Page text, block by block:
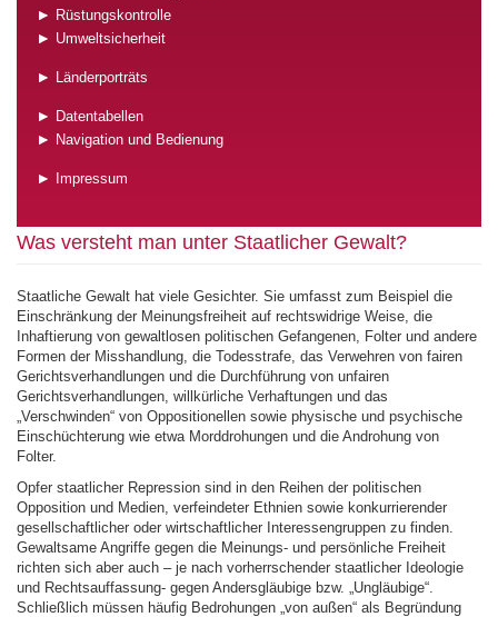
Rüstungskontrolle
Umweltsicherheit
Länderporträts
Datentabellen
Navigation und Bedienung
Impressum
Was versteht man unter Staatlicher Gewalt?
Staatliche Gewalt hat viele Gesichter. Sie umfasst zum Beispiel die
Einschränkung der Meinungsfreiheit auf rechtswidrige Weise, die
Inhaftierung von gewaltlosen politischen Gefangenen, Folter und andere
Formen der Misshandlung, die Todesstrafe, das Verwehren von fairen
Gerichtsverhandlungen und die Durchführung von unfairen
Gerichtsverhandlungen, willkürliche Verhaftungen und das
„Verschwinden“ von Oppositionellen sowie physische und psychische
Einschüchterung wie etwa Morddrohungen und die Androhung von
Folter.
Opfer staatlicher Repression sind in den Reihen der politischen
Opposition und Medien, verfeindeter Ethnien sowie konkurrierender
gesellschaftlicher oder wirtschaftlicher Interessengruppen zu finden.
Gewaltsame Angriffe gegen die Meinungs- und persönliche Freiheit
richten sich aber auch – je nach vorherrschender staatlicher Ideologie
und Rechtsauffassung- gegen Andersgläubige bzw. „Ungläubige“.
Schließlich müssen häufig Bedrohungen „von außen“ als Begründung